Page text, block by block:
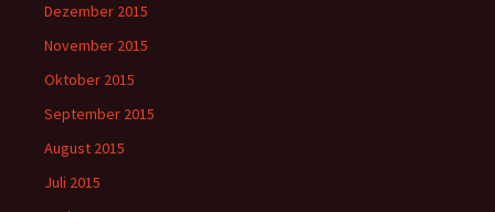
Dezember 2015
November 2015
Oktober 2015
September 2015
August 2015
Juli 2015